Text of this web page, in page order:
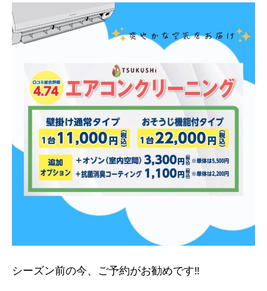
シーズン前の今、ご予約がお勧めです‼︎